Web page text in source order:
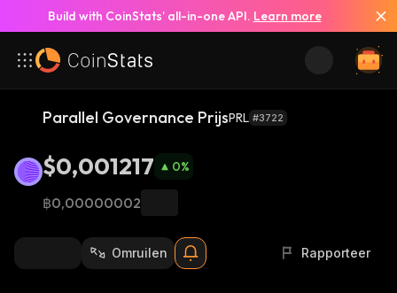
Build with CoinStats’ all-in-one API. Learn more
Parallel Governance PrijsPRL #3722
$0,001217 0%
฿0,00000002
Omruilen Rapporteer